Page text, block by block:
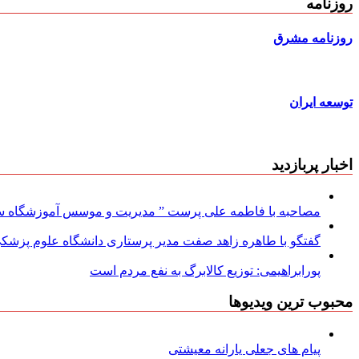
روزنامه
روزنامه مشرق
توسعه ایران
اخبار پربازدید
مصاحبه با فاطمه علی پرست ” مدیریت و موسس آموزشگاه
گفتگو با طاهره زاهد صفت مدیر پرستاری دانشگاه علوم
پورابراهیمی: توزیع کالابرگ به نفع مردم است
محبوب ترین ویدیوها
پیام های جعلی یارانه معیشتی